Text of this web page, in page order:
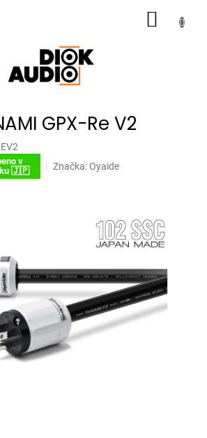
GPX-Re V2
v
🇯🇵
Značka: Oyaide